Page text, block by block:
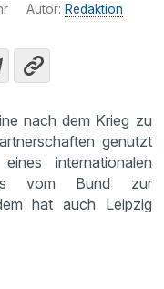
Autor: Redaktion
nach dem Krieg zu
genutzt
internationalen
vom Bund zur
hat auch Leipzig